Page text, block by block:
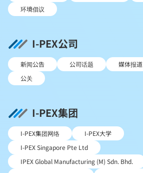
环境倡议
I-PEX公司
新闻公告 公司话题 媒体报道
公关
I-PEX集团
I-PEX集团网络
I-PEX大学
I-PEX Singapore Pte Ltd
IPEX Global Manufacturing (M) Sdn. Bhd.